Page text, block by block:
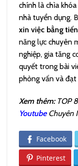
chính là chìa
nhà tuyển dụng.
xin việc bằng
năng lực chuyên
nghiệp, gia tăng
quyết trong bài
phỏng vấn và
Xem thêm:TOP 8
Youtube Chuyên
Facebook
Pinterest